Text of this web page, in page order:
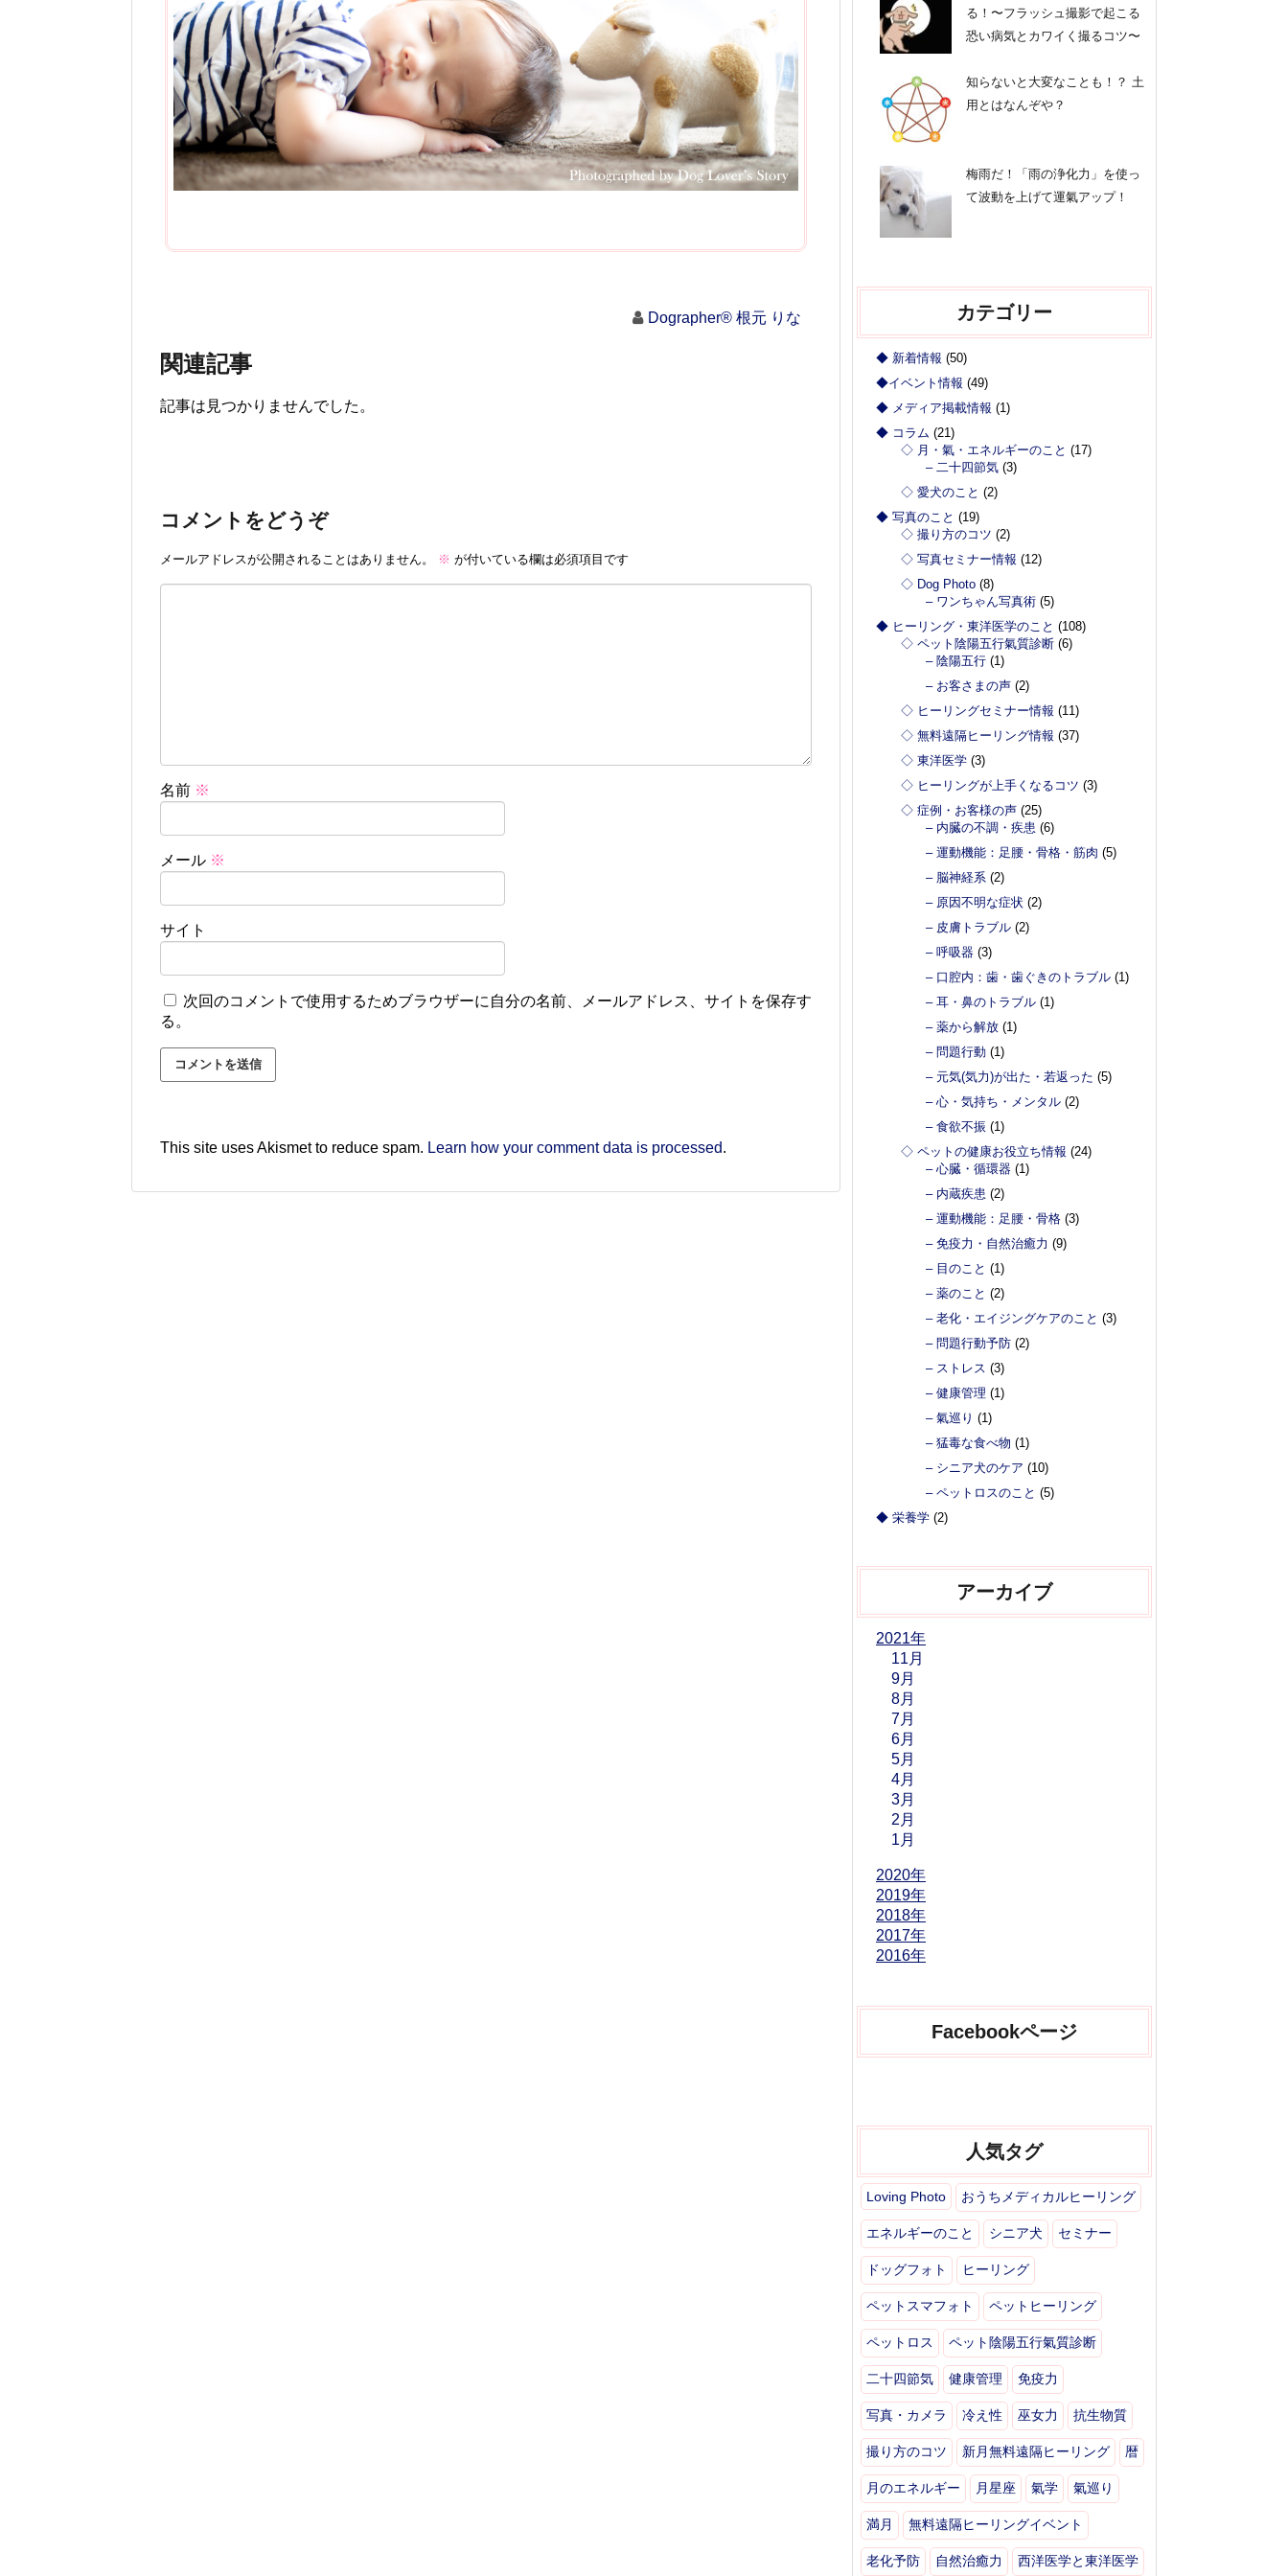
Dographer® 根元 りな
関連記事
記事は見つかりませんでした。
コメントをどうぞ
メールアドレスが公開されることはありません。 ※ が付いている欄は必須項目です
名前 ※
メール ※
サイト
次回のコメントで使用するためブラウザーに自分の名前、メールアドレス、サイトを保存す
る。
This site uses Akismet to reduce spam. Learn how your comment data is processed.
る！〜フラッシュ撮影で起こる
恐い病気とカワイく撮るコツ〜
知らないと大変なことも！？ 土
用とはなんぞや？
梅雨だ！「雨の浄化力」を使っ
て波動を上げて運氣アップ！
カテゴリー
◆ 新着情報 (50)
◆イベント情報 (49)
◆ メディア掲載情報 (1)
◆ コラム (21)
◇ 月・氣・エネルギーのこと (17)
– 二十四節気 (3)
◇ 愛犬のこと (2)
◆ 写真のこと (19)
◇ 撮り方のコツ (2)
◇ 写真セミナー情報 (12)
◇ Dog Photo (8)
– ワンちゃん写真術 (5)
◆ ヒーリング・東洋医学のこと (108)
◇ ペット陰陽五行氣質診断 (6)
– 陰陽五行 (1)
– お客さまの声 (2)
◇ ヒーリングセミナー情報 (11)
◇ 無料遠隔ヒーリング情報 (37)
◇ 東洋医学 (3)
◇ ヒーリングが上手くなるコツ (3)
◇ 症例・お客様の声 (25)
– 内臓の不調・疾患 (6)
– 運動機能：足腰・骨格・筋肉 (5)
– 脳神経系 (2)
– 原因不明な症状 (2)
– 皮膚トラブル (2)
– 呼吸器 (3)
– 口腔内：歯・歯ぐきのトラブル (1)
– 耳・鼻のトラブル (1)
– 薬から解放 (1)
– 問題行動 (1)
– 元気(気力)が出た・若返った (5)
– 心・気持ち・メンタル (2)
– 食欲不振 (1)
◇ ペットの健康お役立ち情報 (24)
– 心臓・循環器 (1)
– 内蔵疾患 (2)
– 運動機能：足腰・骨格 (3)
– 免疫力・自然治癒力 (9)
– 目のこと (1)
– 薬のこと (2)
– 老化・エイジングケアのこと (3)
– 問題行動予防 (2)
– ストレス (3)
– 健康管理 (1)
– 氣巡り (1)
– 猛毒な食べ物 (1)
– シニア犬のケア (10)
– ペットロスのこと (5)
◆ 栄養学 (2)
アーカイブ
2021年
11月
9月
8月
7月
6月
5月
4月
3月
2月
1月
2020年
2019年
2018年
2017年
2016年
Facebookページ
人気タグ
Loving Photo おうちメディカルヒーリング
エネルギーのこと シニア犬 セミナー
ドッグフォト ヒーリング
ペットスマフォト ペットヒーリング
ペットロス ペット陰陽五行氣質診断
二十四節気 健康管理 免疫力
写真・カメラ 冷え性 巫女力 抗生物質
撮り方のコツ 新月無料遠隔ヒーリング 暦
月のエネルギー 月星座 氣学 氣巡り
満月 無料遠隔ヒーリングイベント
老化予防 自然治癒力 西洋医学と東洋医学